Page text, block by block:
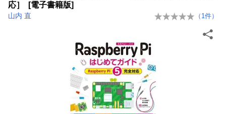
応］ [電子書籍版]
山内 直 （ 1件）